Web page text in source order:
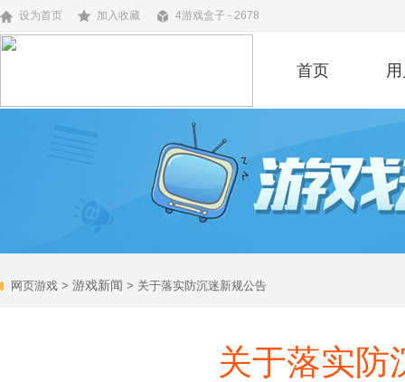
设为首页 加入收藏 4游戏盒子 - 2678
首页
网页游戏 > 游戏新闻 > 关于落实防沉迷新规公告
关于落实防